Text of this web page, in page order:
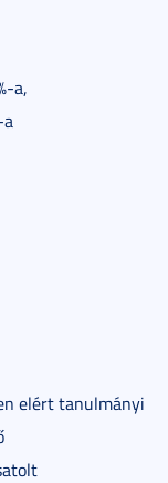
a,
a
elért tanulmányi